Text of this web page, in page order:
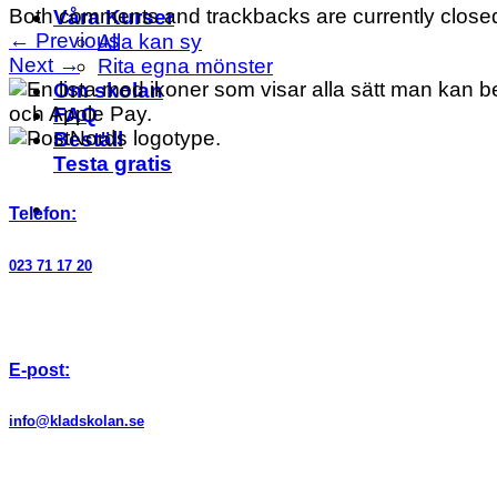
Våra Kurser
Alla kan sy
Rita egna mönster
Om skolan
FAQ
Beställ
Testa gratis
Both comments and trackbacks are currently
← Previous
Next →
Telefon:
023 71 17 20
E-post:
info@kladskolan.se